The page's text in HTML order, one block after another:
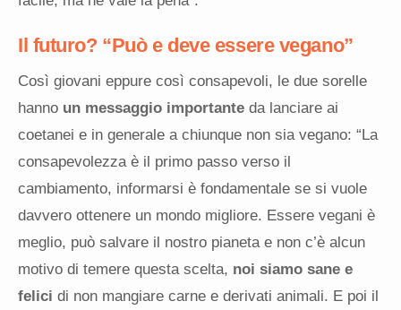
Il futuro? “Può e deve essere vegano”
Così giovani eppure così consapevoli, le due sorelle
hanno un messaggio importante da lanciare ai
coetanei e in generale a chiunque non sia vegano: “La
consapevolezza è il primo passo verso il
cambiamento, informarsi è fondamentale se si vuole
davvero ottenere un mondo migliore. Essere vegani è
meglio, può salvare il nostro pianeta e non c’è alcun
motivo di temere questa scelta, noi siamo sane e
felici di non mangiare carne e derivati animali. E poi il